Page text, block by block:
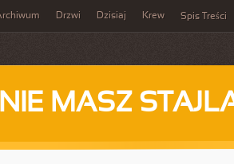
Drzwi Dzisiaj Krew Spis Treści
MASZ